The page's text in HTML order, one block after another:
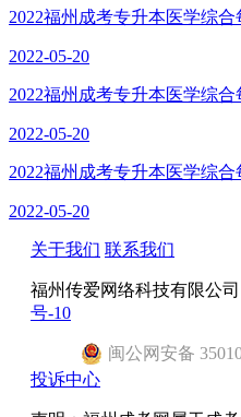
2022福州成考专升本医学综合
2022-05-20
2022福州成考专升本医学综合
2022-05-20
2022福州成考专升本医学综合
2022-05-20
关于我们 联系我们
福州传爱网络科技有限公
号-10
闽公网安备
投诉中心